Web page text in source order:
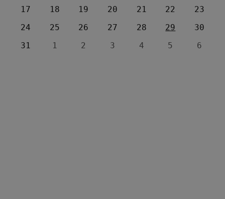
17
18 19 20 21 22
23
24
25 26 27 28 29
30
31
1 2 3 4 5 6